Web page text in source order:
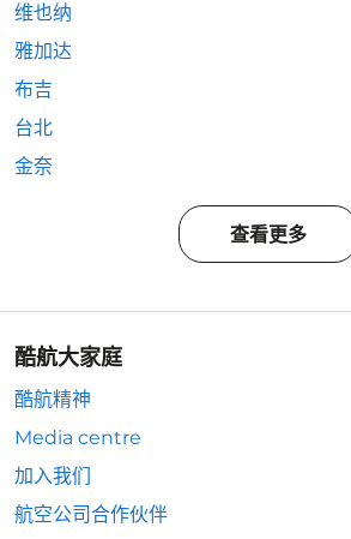
维也纳
雅加达
布吉
台北
金奈
查看更多
酷航大家庭
酷航精神
Media centre
加入我们
航空公司合作伙伴